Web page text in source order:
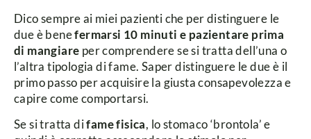
Dico sempre ai miei pazienti che per distinguere le
due è benefermarsi 10 minuti e pazientare prima
di mangiare per comprendere se si tratta dell’una o
l’altra tipologia di fame. Saper distinguere le due è il
primo passo per acquisire la giusta consapevolezza e
capire come comportarsi.
Se si tratta difame fisica, lo stomaco ‘brontola’ e